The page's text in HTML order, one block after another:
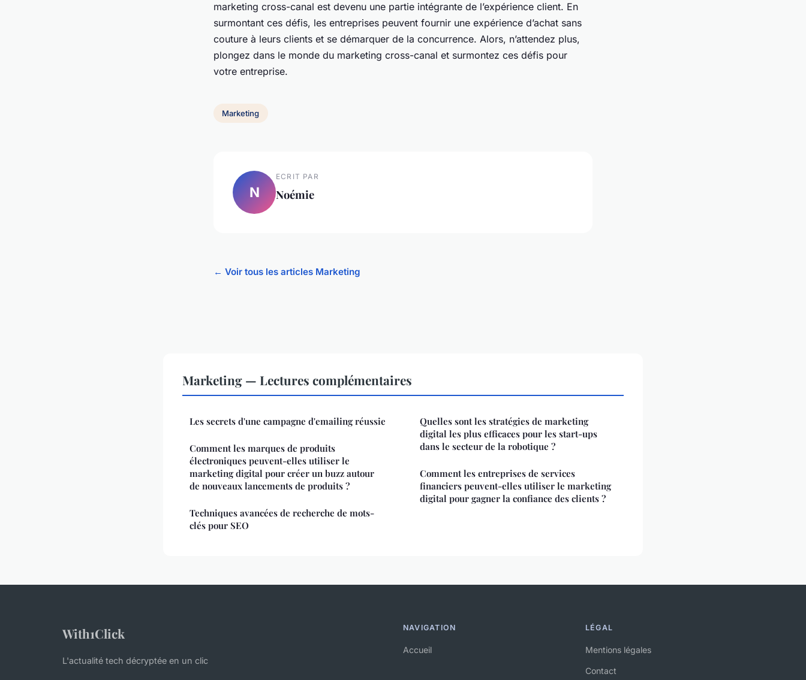
marketing cross-canal est devenu une partie intégrante de l’expérience client. En
surmontant ces défis, les entreprises peuvent fournir une expérience d’achat sans
couture à leurs clients et se démarquer de la concurrence. Alors, n’attendez plus,
plongez dans le monde du marketing cross-canal et surmontez ces défis pour
votre entreprise.
Marketing
N
ECRIT PAR
Noémie
← Voir tous les articles Marketing
Marketing — Lectures complémentaires
Les secrets d'une campagne d'emailing réussie
Comment les marques de produits
électroniques peuvent-elles utiliser le
marketing digital pour créer un buzz autour
de nouveaux lancements de produits ?
Techniques avancées de recherche de mots-
clés pour SEO
Quelles sont les stratégies de marketing
digital les plus efficaces pour les start-ups
dans le secteur de la robotique ?
Comment les entreprises de services
financiers peuvent-elles utiliser le marketing
digital pour gagner la confiance des clients ?
With1Click
L'actualité tech décryptée en un clic
NAVIGATION
Accueil
LÉGAL
Mentions légales
Contact